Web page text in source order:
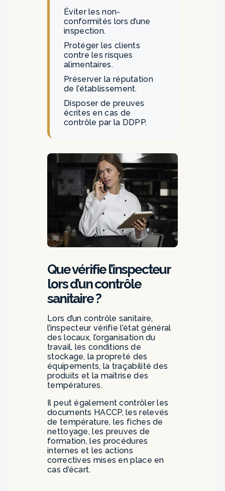
Éviter les non-
conformités lors d’une
inspection.
Protéger les clients
contre les risques
alimentaires.
Préserver la réputation
de l’établissement.
Disposer de preuves
écrites en cas de
contrôle par la DDPP.
Que vérifie l’inspecteur
lors d’un contrôle
sanitaire ?
Lors d’un contrôle sanitaire,
l’inspecteur vérifie l’état général
des locaux, l’organisation du
travail, les conditions de
stockage, la propreté des
équipements, la traçabilité des
produits et la maîtrise des
températures.
Il peut également contrôler les
documents HACCP, les relevés
de température, les fiches de
nettoyage, les preuves de
formation, les procédures
internes et les actions
correctives mises en place en
cas d’écart.